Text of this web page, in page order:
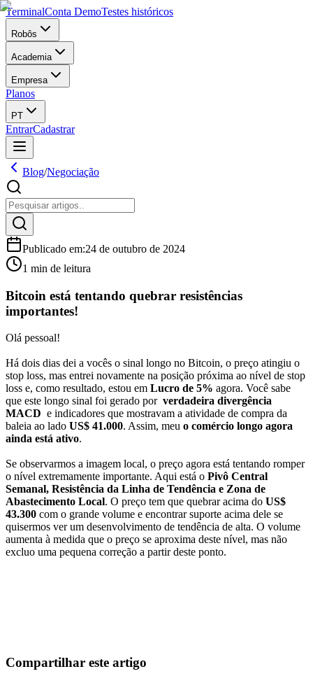
TerminalConta DemoTestes históricos
Robôs
Academia
Empresa
Planos
PT
EntrarCadastrar
Blog/Negociação
Publicado em:24 de outubro de 2024
1 min de leitura
Bitcoin está tentando quebrar resistências
importantes!
Olá pessoal!
Há dois dias dei a vocês o sinal longo no Bitcoin, o preço atingiu o
stop loss, mas entrei novamente na posição próxima ao nível de stop
loss e, como resultado, estou em Lucro de 5% agora. Você sabe
que este longo sinal foi gerado por verdadeira divergência
MACD e indicadores que mostravam a atividade de compra da
baleia ao lado US$ 41.000. Assim, meu o comércio longo agora
ainda está ativo.
Se observarmos a imagem local, o preço agora está tentando romper
o nível extremamente importante. Aqui está o Pivô Central
Semanal, Resistência da Linha de Tendência e Zona de
Abastecimento Local. O preço tem que quebrar acima do US$
43.300 com o grande volume e encontrar suporte acima dele se
quisermos ver um desenvolvimento de tendência de alta. O volume
aumenta à medida que o preço se aproxima deste nível, mas não
excluo uma pequena correção a partir deste ponto.
Compartilhar este artigo